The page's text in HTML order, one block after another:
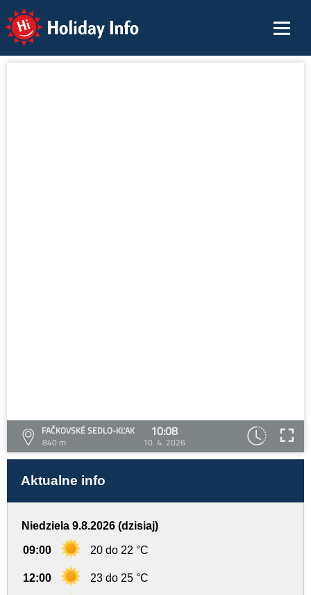
Holiday Info
FAČKOVSKÉ SEDLO-KĽAK
840 m
10:08
10. 4. 2026
Aktualne info
Niedziela 9.8.2026 (dzisiaj)
09:00 20 do 22 °C
12:00 23 do 25 °C